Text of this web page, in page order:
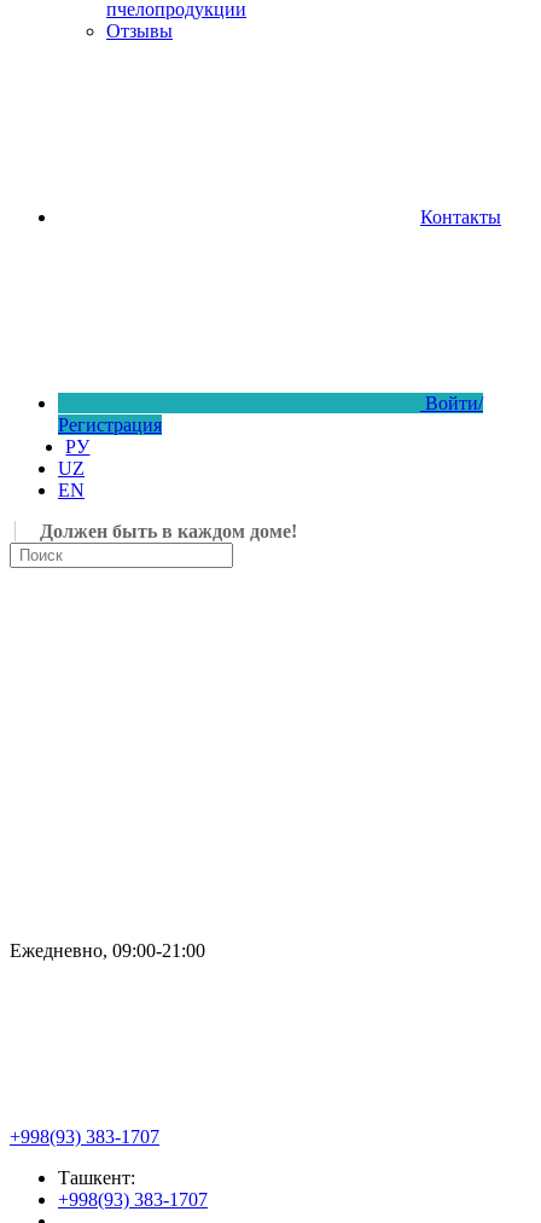
пчелопродукции
Отзывы
Контакты
Войти/
Регистрация
РУ
UZ
EN
Должен быть в каждом доме!
Ежедневно, 09:00-21:00
+998(93) 383-1707
Ташкент:
+998(93) 383-1707